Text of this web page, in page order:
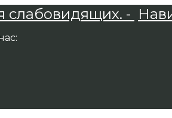
слабовидящих. -